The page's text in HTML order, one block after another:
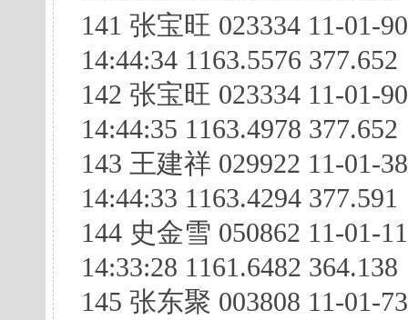
141 张宝旺 023334 11-01-
14:44:34 1163.5576 377.652
142 张宝旺 023334 11-01-
14:44:35 1163.4978 377.652
143 王建祥 029922 11-01-
14:44:33 1163.4294 377.591
144 史金雪 050862 11-01-
14:33:28 1161.6482 364.138
145 张东聚 003808 11-01-